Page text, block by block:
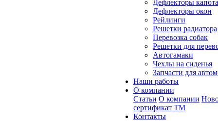
Дефлекторы капота
Дефлекторы окон
Рейлинги
Решетки радиатора
Перевозка собак
Решетки для
Автогамаки
Чехлы на сиденья
Запчасти для
Наши работы
О компании
Статьи О компании
сертификат ТМ
Контакты